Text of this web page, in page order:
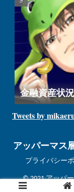
金融資産
Tweets by
アッパーマス
プライバシー
© 2021 アッパ